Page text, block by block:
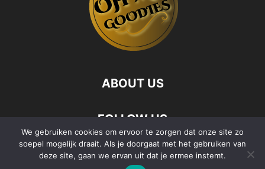
ABOUT US
FOLLOW US
We gebruiken cookies om ervoor te zorgen dat onze site zo
soepel mogelijk draait. Als je doorgaat met het gebruiken van
deze site, gaan we ervan uit dat je ermee instemt.